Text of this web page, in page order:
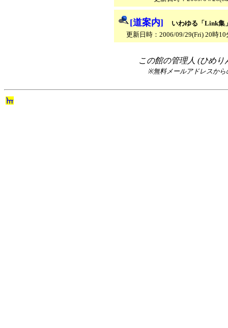
[道案内]
いわゆる「Link集
更新日時：2006/09/29(Fri) 20時10
この館の管理人 (ひめり
※無料メールアドレスから